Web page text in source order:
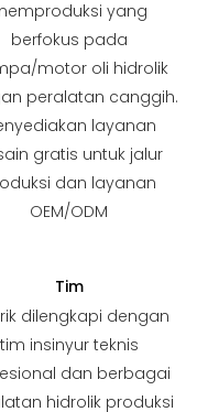
yang
berfokus pada
motor oli hidrolik
peralatan canggih.
layanan
gratis untuk jalur
dan layanan
OEM/ODM
Tim
dilengkapi dengan
tim insinyur teknis
dan berbagai
hidrolik produksi